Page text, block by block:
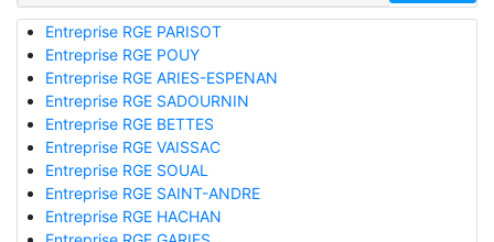
Entreprise RGE PARISOT
Entreprise RGE POUY
Entreprise RGE ARIES-ESPENAN
Entreprise RGE SADOURNIN
Entreprise RGE BETTES
Entreprise RGE VAISSAC
Entreprise RGE SOUAL
Entreprise RGE SAINT-ANDRE
Entreprise RGE HACHAN